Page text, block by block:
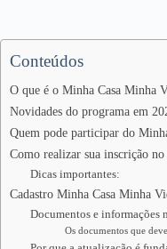
Conteúdos
O que é o Minha Casa Minha
Novidades do programa em
Quem pode participar do
Como realizar sua inscrição
Dicas importantes:
Cadastro Minha Casa Minha
Documentos e informações
Os documentos que